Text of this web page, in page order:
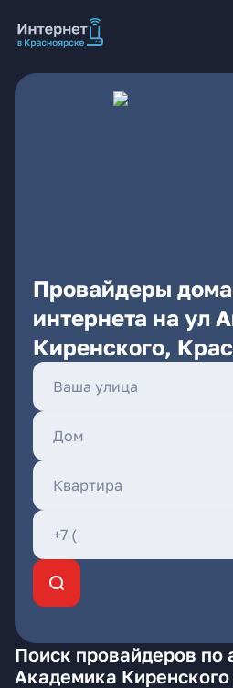
Провайдеры
интернета на ул
Киренского,
Поиск провайдеров по
Академика